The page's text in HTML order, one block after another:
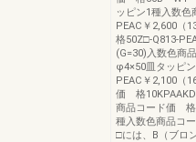
ッピン1種入数
PEAC￥2,600（
格50Z□-Q813-
(G=30)入数色商
φ4×50皿タッピ
PEAC￥2,100（
価 格
商品コード価 格
種入数色商品コ
□には、B（ブロ